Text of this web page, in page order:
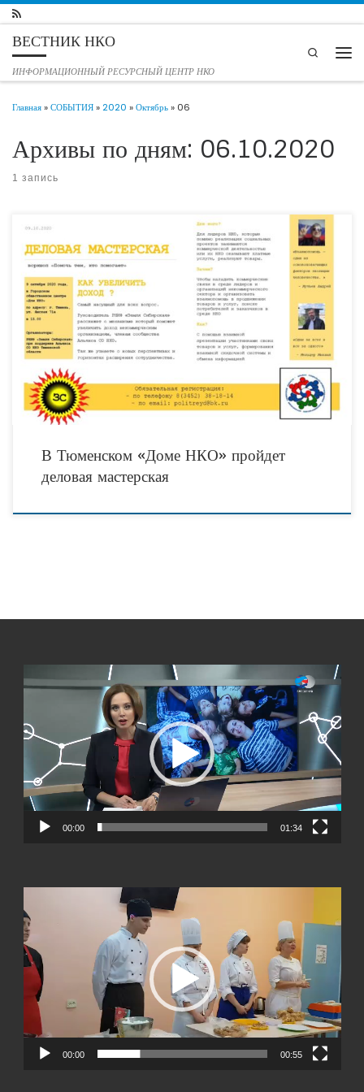
Перейти к содержимому
ВЕСТНИК НКО
ИНФОРМАЦИОННЫЙ РЕСУРСНЫЙ ЦЕНТР НКО
Search
Главная»СОБЫТИЯ»2020 »Октябрь» 06
Архивы по дням: 06.10.2020
1 запись
9 октября 2020 года в Тюмени на базе городского общественного центра
«Дом НКО» состоится деловая мастерская для лидеров общественного сектора
«Помочь тем, кто помогает». Организатором мероприятия
В Тюменском «Доме НКО» пройдет
деловая мастерская
00:00 01:34
00:00 00:55